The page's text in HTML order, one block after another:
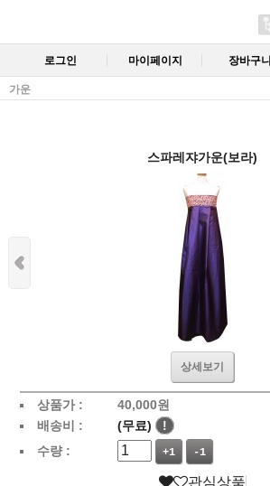
로그인 마이페이지 장바구니
가운
스파레쟈가운(보라)
상세보기
상품가 : 40,000원
배송비 :
(무료)
!
수량 :
+1 -1
관심상품